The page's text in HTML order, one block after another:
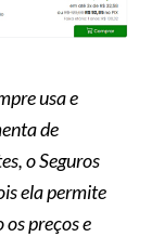
usa e
de
o Seguros
ela permite
preços e